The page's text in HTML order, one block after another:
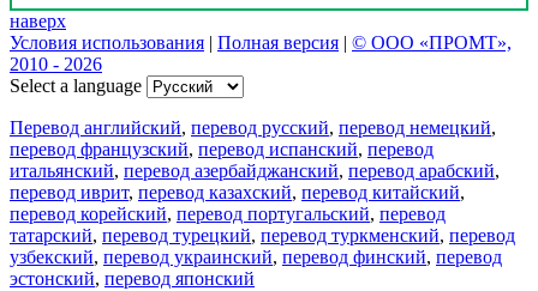
наверх
Условия использования | Полная версия | © ООО «ПРОМТ»,
2010 - 2026
Select a language
Перевод английский, перевод русский, перевод немецкий,
перевод французский, перевод испанский, перевод
итальянский, перевод азербайджанский, перевод арабский,
перевод иврит, перевод казахский, перевод китайский,
перевод корейский, перевод португальский, перевод
татарский, перевод турецкий, перевод туркменский, перевод
узбекский, перевод украинский, перевод финский, перевод
эстонский, перевод японский